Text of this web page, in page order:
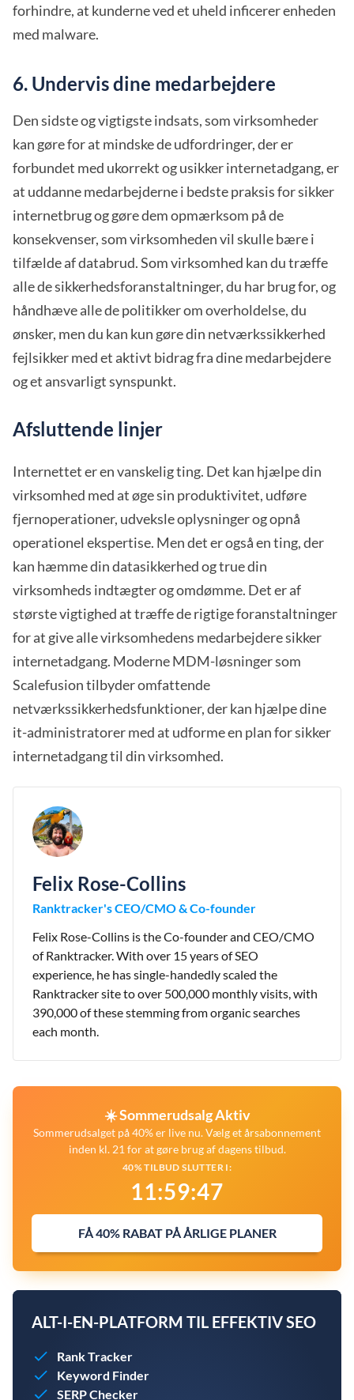
forhindre, at kunderne ved et uheld inficerer enheden
med malware.
6. Undervis dine medarbejdere
Den sidste og vigtigste indsats, som virksomheder
kan gøre for at mindske de udfordringer, der er
forbundet med ukorrekt og usikker internetadgang, er
at uddanne medarbejderne i bedste praksis for sikker
internetbrug og gøre dem opmærksom på de
konsekvenser, som virksomheden vil skulle bære i
tilfælde af databrud. Som virksomhed kan du træffe
alle de sikkerhedsforanstaltninger, du har brug for, og
håndhæve alle de politikker om overholdelse, du
ønsker, men du kan kun gøre din netværkssikkerhed
fejlsikker med et aktivt bidrag fra dine medarbejdere
og et ansvarligt synspunkt.
Afsluttende linjer
Internettet er en vanskelig ting. Det kan hjælpe din
virksomhed med at øge sin produktivitet, udføre
fjernoperationer, udveksle oplysninger og opnå
operationel ekspertise. Men det er også en ting, der
kan hæmme din datasikkerhed og true din
virksomheds indtægter og omdømme. Det er af
største vigtighed at træffe de rigtige foranstaltninger
for at give alle virksomhedens medarbejdere sikker
internetadgang. Moderne MDM-løsninger som
Scalefusion tilbyder omfattende
netværkssikkerhedsfunktioner, der kan hjælpe dine
it-administratorer med at udforme en plan for sikker
internetadgang til din virksomhed.
Felix Rose-Collins
Ranktracker's CEO/CMO & Co-founder
Felix Rose-Collins is the Co-founder and CEO/CMO
of Ranktracker. With over 15 years of SEO
experience, he has single-handedly scaled the
Ranktracker site to over 500,000 monthly visits, with
390,000 of these stemming from organic searches
each month.
☀️ Sommerudsalg Aktiv
Sommerudsalget på 40% er live nu. Vælg et årsabonnement
inden kl. 21 for at gøre brug af dagens tilbud.
40% TILBUD SLUTTER I:
11:59:46
FÅ 40% RABAT PÅ ÅRLIGE PLANER
ALT-I-EN-PLATFORM TIL EFFEKTIV SEO
Rank Tracker
Keyword Finder
SERP Checker